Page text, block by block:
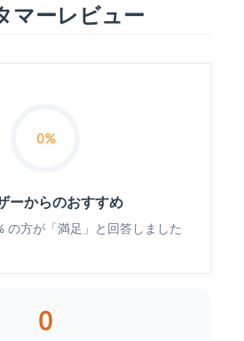
マーレビュー
0%
ーからのおすすめ
の方が「満足」と回答しました
0